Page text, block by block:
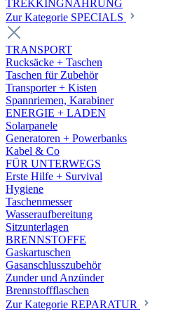
TREKKINGNAHRUNG
Zur Kategorie SPECIALS
TRANSPORT
Rucksäcke + Taschen
Taschen für Zubehör
Transporter + Kisten
Spannriemen, Karabiner
ENERGIE + LADEN
Solarpanele
Generatoren + Powerbanks
Kabel & Co
FÜR UNTERWEGS
Erste Hilfe + Survival
Hygiene
Taschenmesser
Wasseraufbereitung
Sitzunterlagen
BRENNSTOFFE
Gaskartuschen
Gasanschlusszubehör
Zunder und Anzünder
Brennstoffflaschen
Zur Kategorie REPARATUR